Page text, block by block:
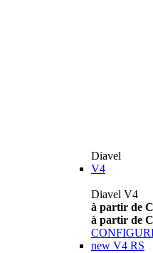
Diavel
V4
Diavel V4
à partir de
à partir de
new V4 RS